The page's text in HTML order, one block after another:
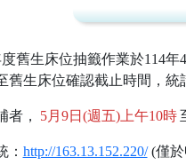
度舊生床位抽籤作業於114
舊生床位確認截止時間，統
者， 5月9日(週五)上午10時
： http://163.13.152.220/(僅於